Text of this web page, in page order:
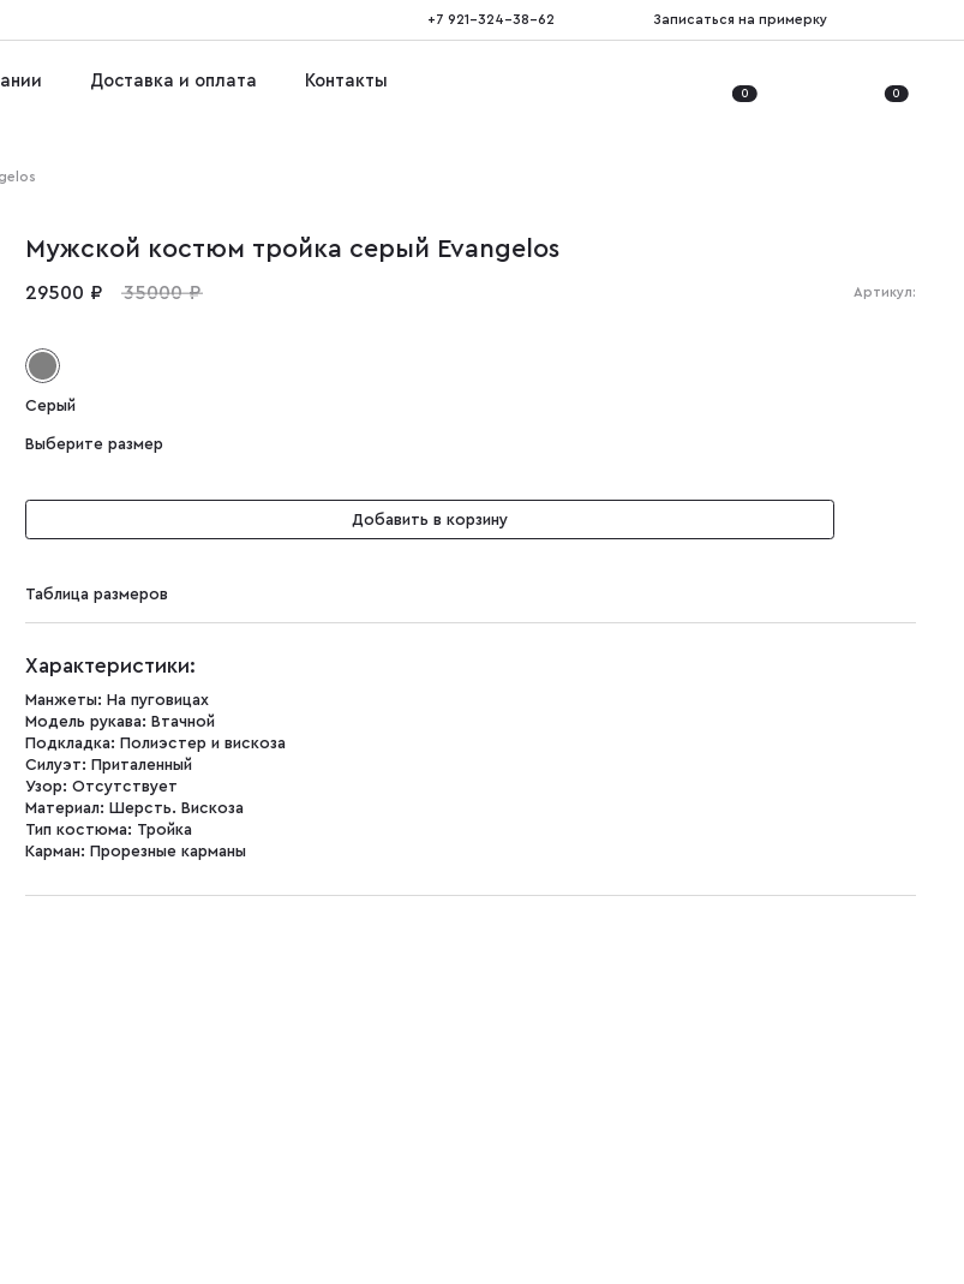
+7 921-324-38-62 Записаться на примерку
Доставка и оплата Контакты
0 0
Мужской костюм тройка серый Evangelos
29500 ₽ 35000 ₽ Артикул:
Серый
Выберите размер
Добавить в корзину
Таблица размеров
Характеристики:
Манжеты: На пуговицах
Модель рукава: Втачной
Подкладка: Полиэстер и вискоза
Силуэт: Приталенный
Узор: Отсутствует
Материал: Шерсть. Вискоза
Тип костюма: Тройка
Карман: Прорезные карманы